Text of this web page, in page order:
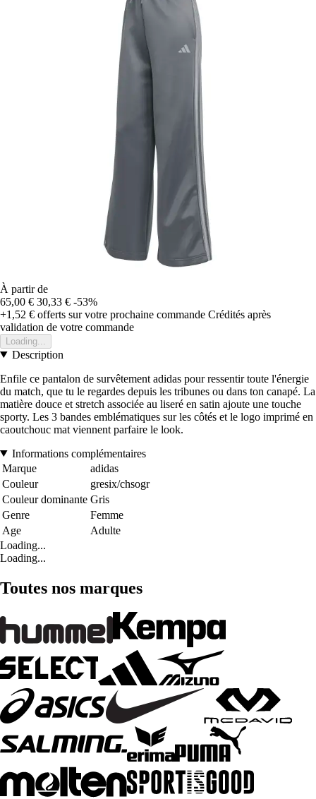
À partir de
65,00 € 30,33 € -53%
+1,52 € offerts sur votre prochaine commande Crédités après
validation de votre commande
Loading...
Description
Enfile ce pantalon de survêtement adidas pour ressentir toute l'énergie
du match, que tu le regardes depuis les tribunes ou dans ton canapé. La
matière douce et stretch associée au liseré en satin ajoute une touche
sporty. Les 3 bandes emblématiques sur les côtés et le logo imprimé en
caoutchouc mat viennent parfaire le look.
Informations complémentaires
Marque
adidas
Couleur
gresix/chsogr
Couleur dominante Gris
Genre
Femme
Age
Adulte
Loading...
Loading...
Toutes nos marques